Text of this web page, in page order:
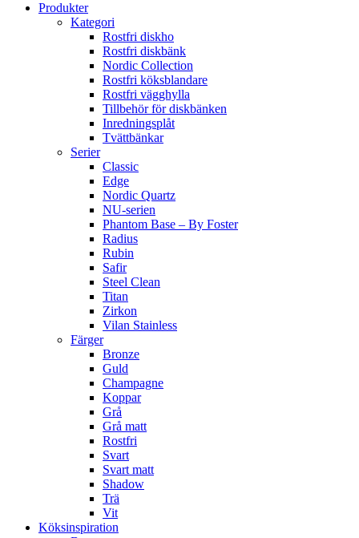
Produkter
Kategori
Rostfri diskho
Rostfri diskbänk
Nordic Collection
Rostfri köksblandare
Rostfri vägghylla
Tillbehör för diskbänken
Inredningsplåt
Tvättbänkar
Serier
Classic
Edge
Nordic Quartz
NU-serien
Phantom Base – By Foster
Radius
Rubin
Safir
Steel Clean
Titan
Zirkon
Vilan Stainless
Färger
Bronze
Guld
Champagne
Koppar
Grå
Grå matt
Rostfri
Svart
Svart matt
Shadow
Trä
Vit
Köksinspiration